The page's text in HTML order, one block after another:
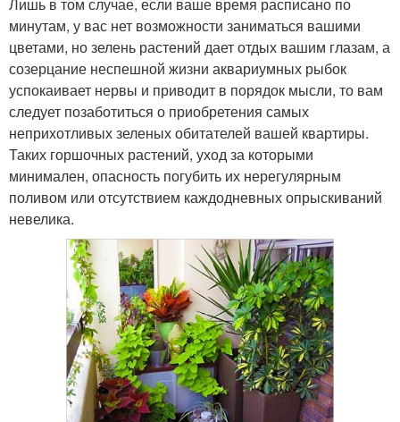
минутам, у вас нет возможности заниматься вашими
цветами, но зелень растений дает отдых вашим глазам, а
созерцание неспешной жизни аквариумных рыбок
успокаивает нервы и приводит в порядок мысли, то вам
следует позаботиться о приобретения самых
неприхотливых зеленых обитателей вашей квартиры.
Таких горшочных растений, уход за которыми
минимален, опасность погубить их нерегулярным
поливом или отсутствием каждодневных опрыскиваний
невелика.